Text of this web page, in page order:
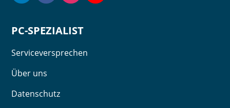
PC-SPEZIALIST
Serviceversprechen
Über uns
Datenschutz